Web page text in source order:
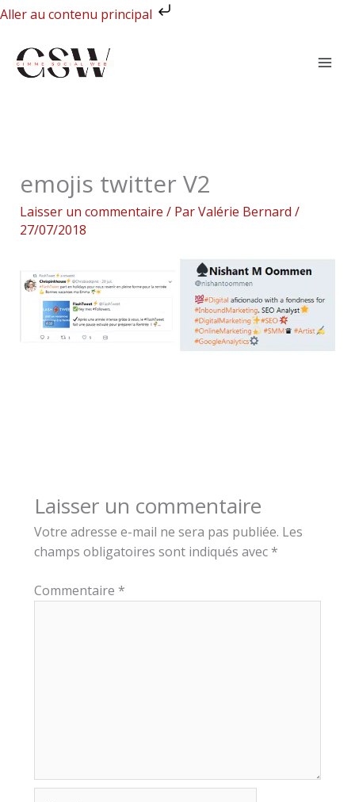
Aller au contenu principal
Aller
contenu
emojis twitter V2
Laisser un commentaire / ParValérie Bernard /
27/07/2018
Laisser un commentaire
Votre adresse e-mail ne sera pas publiée. Les
champs obligatoires sont indiqués avec *
Commentaire *